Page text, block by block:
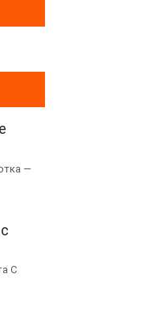
—
С